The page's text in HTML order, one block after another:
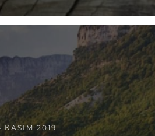
KASIM 2019